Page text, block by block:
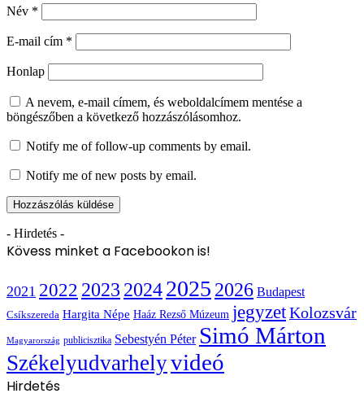
Név *
E-mail cím *
Honlap
A nevem, e-mail címem, és weboldalcímem mentése a
böngészőben a következő hozzászólásomhoz.
Notify me of follow-up comments by email.
Notify me of new posts by email.
- Hirdetés -
Kövess minket a Facebookon is!
2021 2022 2023 20242025 2026 Budapest
Csíkszereda Hargita Népe Haáz Rezső Múzeum jegyzetKolozsvár
Magyarország publicisztika Sebestyén Péter Simó Márton
Székelyudvarhelyvideó
Hirdetés